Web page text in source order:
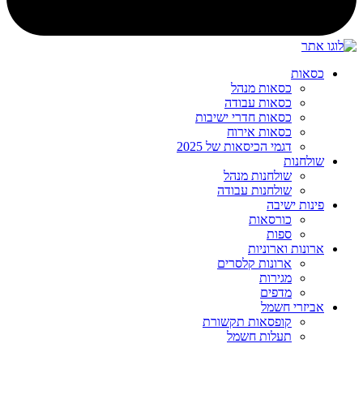
כסאות
כסאות מנהל
כסאות עבודה
כסאות חדרי ישיבות
כסאות אירוח
דגמי הכיסאות של 2025
שולחנות
שולחנות מנהל
שולחנות עבודה
פינות ישיבה
כורסאות
ספות
ארונות וארוניות
ארונות קלסרים
מגירות
מדפים
אביזרי חשמל
קופסאות תקשורת
תעלות חשמל